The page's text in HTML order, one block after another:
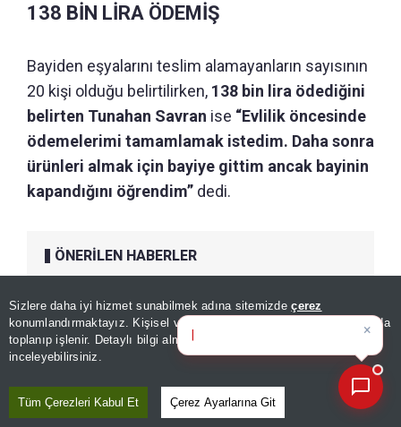
Sizlere daha iyi hizmet sunabilmek adına sitemizdeçerez
konumlandırmaktayız. Kişisel verileriniz, KVKK ve GDPR kapsamında
toplanıp işlenir. Detaylı bilgi almak için
inceleyebilirsiniz.
Tüm Çerezleri Kabul Et Çerez Ayarlarına Git
138 BİN LİRA ÖDEMİŞ
Bayiden eşyalarını teslim alamayanların sayısının
20 kişi olduğu belirtilirken, 138 bin lira ödediğini
belirten Tunahan Savran ise “Evlilik öncesinde
ödemelerimi tamamlamak istedim. Daha sonra
ürünleri almak için bayiye gittim ancak bayinin
kapandığını öğrendim” dedi.
ÖNERİLEN HABERLER
Plajlarda yeni dönem!
Vatandaşın ihtiyaçları
karşılanacak, işgal bitecek
×
Bugünün öne çıkan manşetleri